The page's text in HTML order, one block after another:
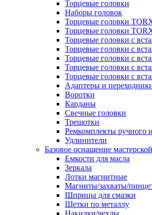
Торцевые головки
Наборы головок
Торцевые головки
Торцевые головки
Торцевые головки с
Торцевые головки с
Торцевые головки с
Торцевые головки с
Торцевые головки с
Адаптеры и
Воротки
Карданы
Свечные головки
Трещотки
Ремкомплекты ручного
Удлинители
Базовое оснащение
Емкости для масла
Зеркала
Лотки магнитные
Магниты/захваты/
Шприцы для смазки
Щетки по металлу
Накидки/чехлы